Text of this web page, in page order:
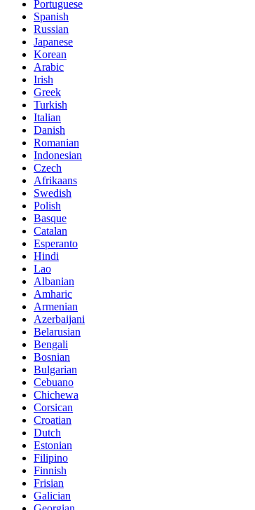
Portuguese
Spanish
Russian
Japanese
Korean
Arabic
Irish
Greek
Turkish
Italian
Danish
Romanian
Indonesian
Czech
Afrikaans
Swedish
Polish
Basque
Catalan
Esperanto
Hindi
Lao
Albanian
Amharic
Armenian
Azerbaijani
Belarusian
Bengali
Bosnian
Bulgarian
Cebuano
Chichewa
Corsican
Croatian
Dutch
Estonian
Filipino
Finnish
Frisian
Galician